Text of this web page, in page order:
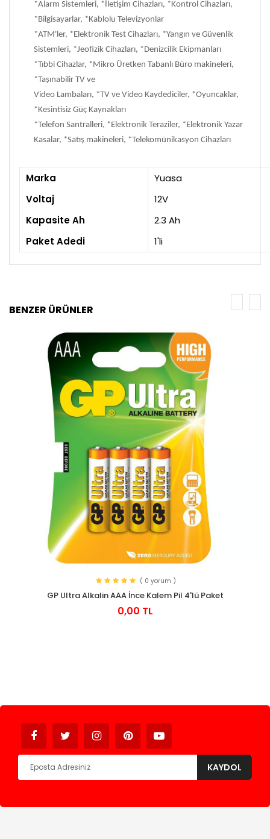
*Alarm Sistemleri, *İletişim Cihazları, *Kontrol Cihazları,
*Bilgisayarlar, *Kablolu Televizyonlar
*ATM'ler, *Elektronik Test Cihazları, *Yangın ve Güvenlik
Sistemleri, *Jeofizik Cihazları, *Denizcilik Ekipmanları
*Tıbbi Cihazlar, *Mikro Üretken Tabanlı Büro makineleri,
*Taşınabilir TV ve
Video Lambaları, *TV ve Video Kaydediciler, *Oyuncaklar,
*Kesintisiz Güç Kaynakları
*Telefon Santralleri, *Elektronik Teraziler, *Elektronik Yazar
Kasalar, *Satış makineleri, *Telekomünikasyon Cihazları
Marka
Yuasa
Voltaj
12V
Kapasite Ah
2.3 Ah
Paket Adedi
1'li
BENZER ÜRÜNLER
( 0 yorum )
GP Ultra Alkalin AAA İnce Kalem Pil 4'lü Paket
0,00 TL
KAYDOL